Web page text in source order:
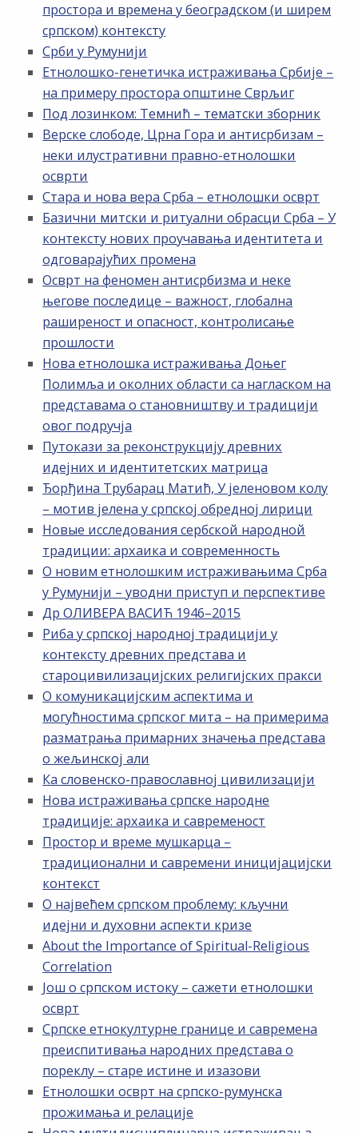
простора и времена у београдском (и ширем
српском) контексту
Срби у Румунији
Етнолошко-генетичка истраживања Србије –
на примеру простора општине Сврљиг
Под лозинком: Темнић – тематски зборник
Верске слободе, Црна Гора и антисрбизам –
неки илустративни правно-етнолошки
осврти
Стара и нова вера Срба – етнолошки осврт
Базични митски и ритуални обрасци Срба – У
контексту нових проучавања идентитета и
одговарајућих промена
Осврт на феномен антисрбизма и неке
његове последице – важност, глобална
раширеност и опасност, контролисање
прошлости
Нова етнолошка истраживања Доњег
Полимља и околних области са нагласком на
представама о становништву и традицији
овог подручја
Путокази за реконструкцију древних
идејних и идентитетских матрица
Ђорђина Трубарац Матић, У јеленовом колу
– мотив јелена у српској обредној лирици
Новые исследования сербской народной
традиции: архаика и современность
О новим етнолошким истраживањима Срба
у Румунији – уводни приступ и перспективе
Др ОЛИВЕРА ВАСИЋ 1946–2015
Риба у српској народној традицији у
контексту древних представа и
староцивилизацијских религијских пракси
О комуникацијским аспектима и
могућностима српског мита – на примерима
разматрања примарних значења представа
о жељинској али
Ка словенско-православној цивилизацији
Нова истраживања српске народне
традиције: архаика и савременост
Простор и време мушкарца –
традиционални и савремени иницијацијски
контекст
О највећем српском проблему: кључни
идејни и духовни аспекти кризе
About the Importance of Spiritual-Religious
Correlation
Још о српском истоку – сажети етнолошки
осврт
Српске етнокултурне границе и савремена
преиспитивања народних представа о
пореклу – старе истине и изазови
Етнолошки осврт на српско-румунска
прожимања и релације